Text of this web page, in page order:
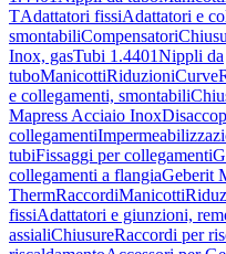
TAdattatori fissiAdattatori e
smontabiliCompensatori
Inox, gasTubi 1.4401Nippli da
tuboManicottiRiduzioniCurve
e collegamenti, smontabili
Mapress Acciaio Inox
collegamenti
tubiFissaggi per collegamenti
collegamenti a flangiaGeberit
ThermRaccordiManicotti
fissiAdattatori e giunzioni,
assialiChiusureRaccordi per